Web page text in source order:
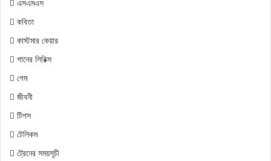
এসএমএস
কবিতা
কাস্টমার কেয়ার
গানের লিরিক্স
গেম
জীবনী
টিপস
টেলিকম
ট্রেনের সময়সূচী